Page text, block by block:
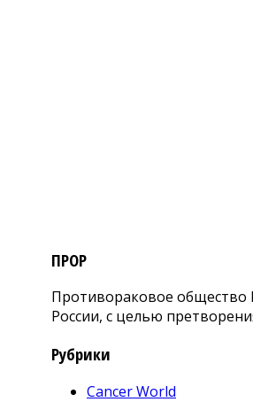
ПРОР
Противораковое общество
России, с целью
Рубрики
Cancer World